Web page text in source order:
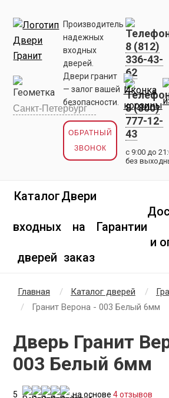
Производитель
надежных
входных
дверей.
Двери гранит
— залог вашей
безопасности.
ОБРАТНЫЙ
ЗВОНОК
8 (812)
336-43-
62
8 (800)
777-12-
43
с 9:00 до
без
Каталог
входных
дверей
Двери
на
заказ
Гарантии
и
Главная Каталог дверей
Гранит Верона - 003 Белый 6мм
Дверь Гранит
003 Белый 6мм
5 на основе4 отзывов